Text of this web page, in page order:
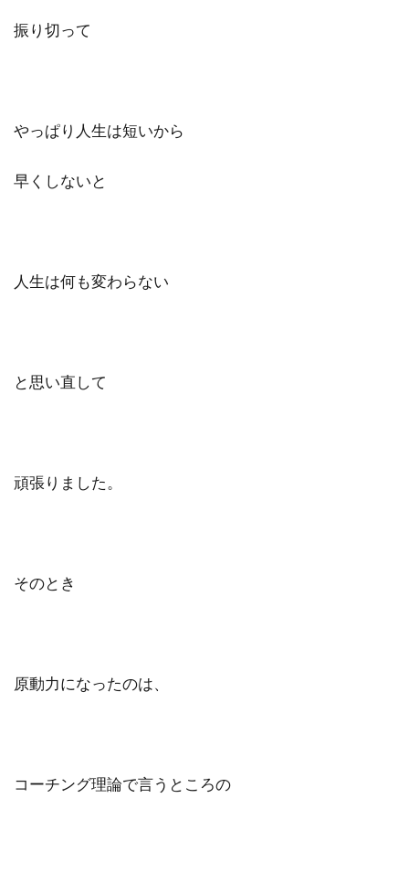
振り切って
やっぱり人生は短いから
早くしないと
人生は何も変わらない
と思い直して
頑張りました。
そのとき
原動力になったのは、
コーチング理論で言うところの